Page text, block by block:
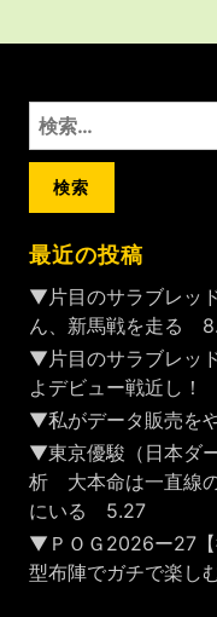
検
索:
最近の投稿
▼片目のサラブレッ
ん、新馬戦を走る
▼片目のサラブレッ
よデビュー戦近し
▼私がデータ販売を
▼東京優駿（日本ダ
析 大本命は一直線
にいる 5.27
▼ＰＯＧ2026ー27
型布陣でガチで楽し